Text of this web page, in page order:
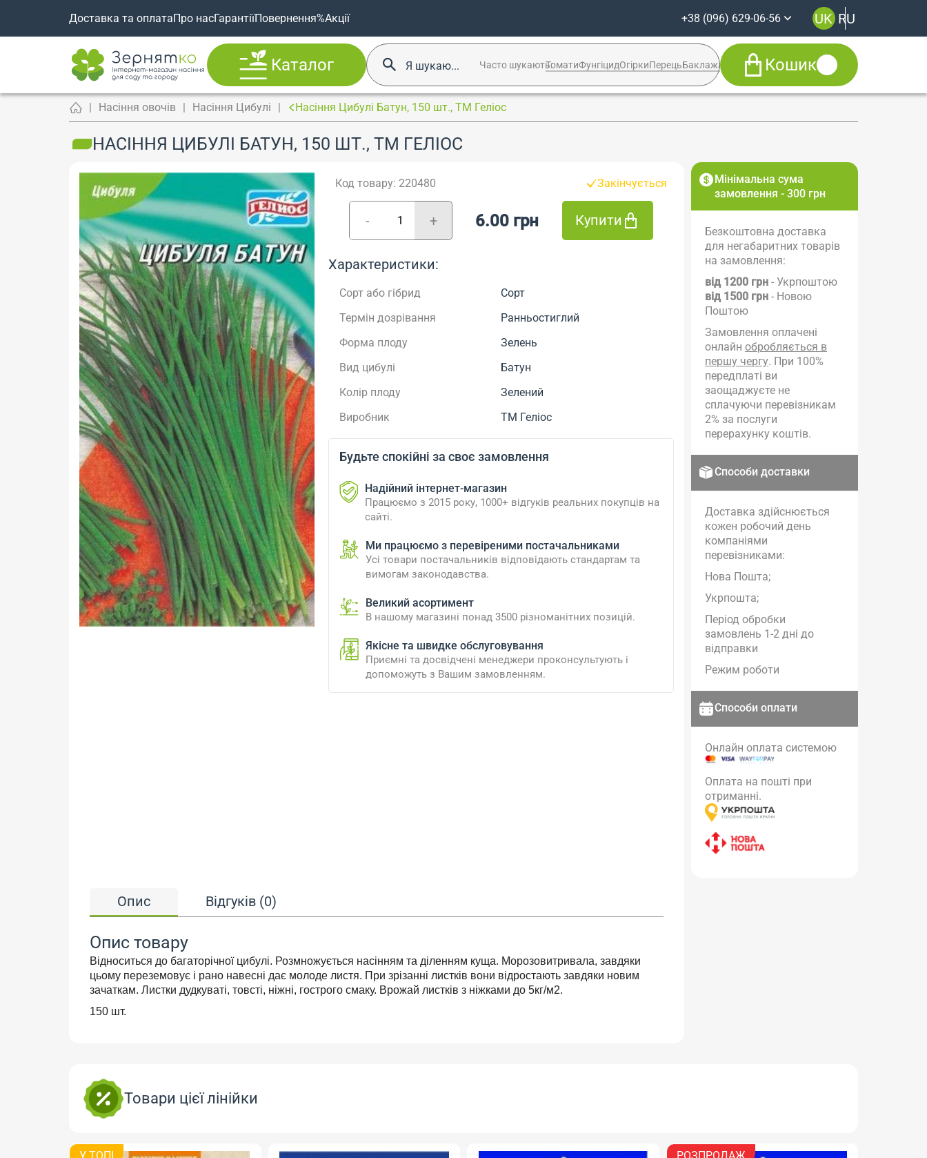
Доставка та оплатаПро насГарантіїПовернення%Акції +38 (096) 629-06-56
Instagram
UK RU
Каталог Часто шукають:ТоматиФунгіцидОгіркиПерецьБаклажан КабачокSyngenta
Кошик
Насіння овочів Насіння Цибулі Насіння Цибулі Батун, 150 шт., ТМ Геліос
НАСІННЯ ЦИБУЛІ БАТУН, 150 ШТ., ТМ ГЕЛІОС
Код товару: 220480 Закінчується
- + 6.00 грн Купити
Характеристики:
Сорт або гібрид
Сорт
Термін дозрівання
Ранньостиглий
Форма плоду
Зелень
Вид цибулі
Батун
Колір плоду
Зелений
Виробник
ТМ Геліос
Будьте спокійні за своє замовлення
Надійний інтернет-магазин
Працюємо з 2015 року, 1000+ відгуків реальних покупців на
сайті.
Ми працюємо з перевіреними постачальниками
Усі товари постачальників відповідають стандартам та
вимогам законодавства.
Великий асортимент
В нашому магазині понад 3500 різноманітних позицій.
Якісне та швидке обслуговування
Приємні та досвідчені менеджери проконсультують і
допоможуть з Вашим замовленням.
Мінімальна сума
замовлення - 300 грн
Безкоштовна доставка
для негабаритних товарів
на замовлення:
від 1200 грн - Укрпоштою
від 1500 грн - Новою
Поштою
Замовлення оплачені
онлайнобробляється в
першу чергу. При 100%
передплаті ви
заощаджуєте не
сплачуючи перевізникам
2% за послуги
перерахунку коштів.
Способи доставки
Доставка здійснюється
кожен робочий день
компаніями
перевізниками:
Нова Пошта;
Укрпошта;
Період обробки
замовлень 1-2 дні до
відправки
Режим роботи
Способи оплати
Онлайн оплата системою
Оплата на пошті при
отриманні.
Опис Відгуків (0)
Опис товару
Відноситься до багаторічної цибулі. Розмножується насінням та діленням куща. Морозовитривала, завдяки
цьому переземовує і рано навесні дає молоде листя. При зрізанні листків вони відростають завдяки новим
зачаткам. Листки дудкуваті, товсті, ніжні, гострого смаку. Врожай листків з ніжками до 5кг/м2.
150 шт.
Товари цієї лінійки